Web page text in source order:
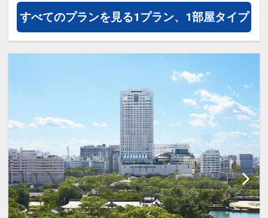
多彩なお食事やドリンク・アルコールに
加え、カクテルアワーではひとくちお好
広島を代表するメニューを多数ご用意。
ぜひ、瀬戸内ならでは絶品をご堪能くだ
＜ご案内＞
※ラウンジ営業時間及びラウンジ提供内
容が変更になる場合がございます。予め
ご了承くださいませ。
すべてのプランを見る1プラン、1部屋タイプ